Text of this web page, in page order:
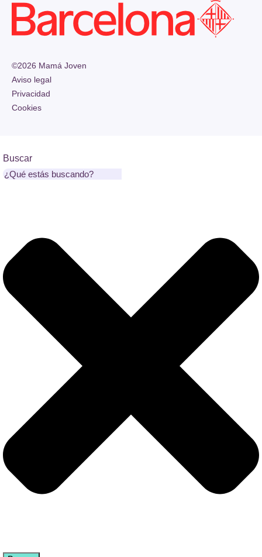
©2026 Mamá Joven
Aviso legal
Privacidad
Cookies
Buscar